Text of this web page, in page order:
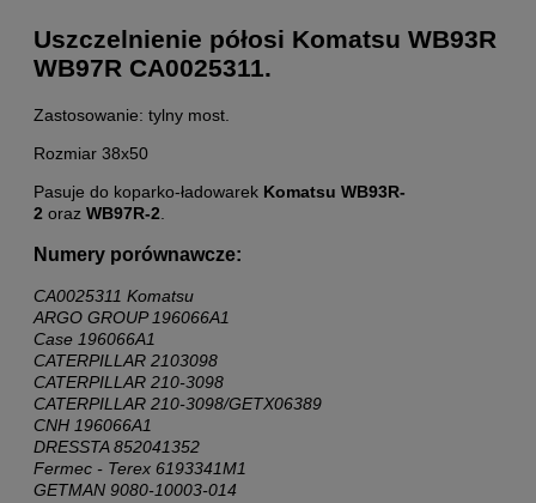
Uszczelnienie półosi Komatsu WB93R
WB97R CA0025311.
Zastosowanie: tylny most.
Rozmiar 38x50
Pasuje do koparko-ładowarek Komatsu WB93R-
2 oraz WB97R-2
Numery porównawcze:
CA0025311 Komatsu
ARGO GROUP 196066A1
Case 196066A1
CATERPILLAR 2103098
CATERPILLAR 210-3098
CATERPILLAR 210-3098/GETX06389
CNH 196066A1
DRESSTA 852041352
Fermec - Terex 6193341M1
GETMAN 9080-10003-014